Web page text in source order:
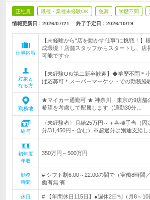
正社員 職種・業種未経験OK 急募 学歴不問
情報更新日：2026/07/21 終了予定日： 2026/10/19
仕事内容
【未経験から“店を動かす仕事”に挑戦！】
成環境！店舗スタッフからスタートし、店
可能です☆
対象と
なる方
【未経験OK/第二新卒歓迎】◆学歴不問＊
ば応募可＊スーパーマーケットでの勤務経
勤務地
★マイカー通勤可 ★ 神奈川・東京の9店舗
希望を考慮して配属します（通勤30分…
給与
〈未経験者〉月給25万円～＋各種手当（固
分/31,450円～含む）※超過分は別途支給
初年度
年収
350万円～500万円
勤務
時間
# シフト制6:00～22:00の間で（実働8時間
働有無:有
休日
# 【年間休日115日】●週休2日制（月8～